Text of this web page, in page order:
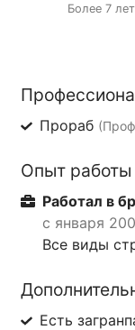
Более 7 лет
Прораб
Опыт работы
Работал в
с января
Все виды
Есть